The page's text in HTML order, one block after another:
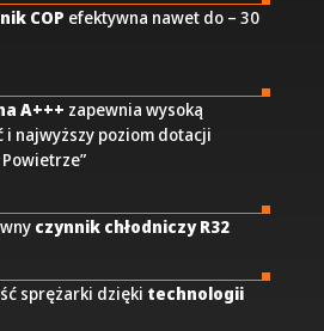
COP efektywna nawet do – 30
A+++ zapewnia wysoką
i najwyższy poziom dotacji
czynnik chłodniczy R32
sprężarki dzięki technologii